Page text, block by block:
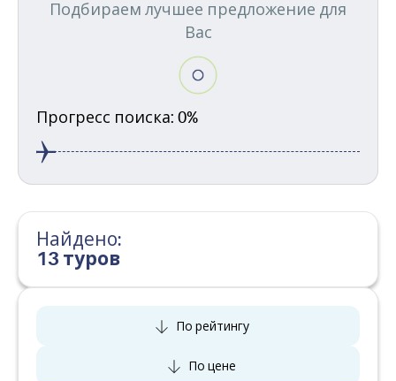
Подбираем лучшее предложение для
Вас
Прогресс поиска: 0%
Найдено:
13 туров
По рейтингу
По цене